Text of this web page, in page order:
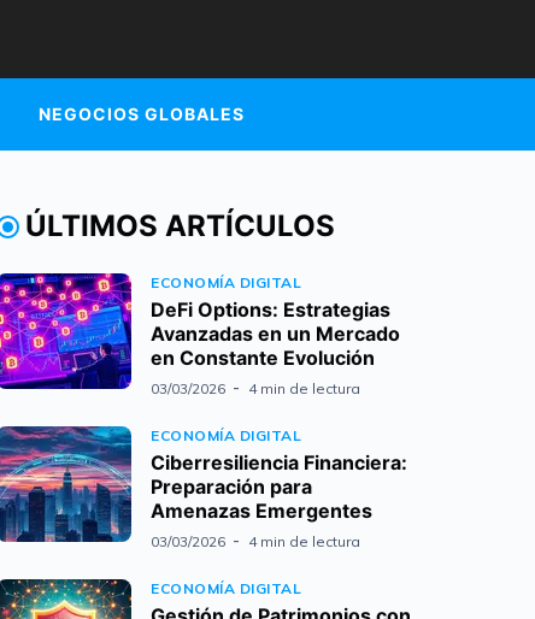
NEGOCIOS GLOBALES
ÚLTIMOS ARTÍCULOS
ECONOMÍA DIGITAL
DeFi Options: Estrategias
Avanzadas en un Mercado
en Constante Evolución
03/03/2026 4 min de lectura
ECONOMÍA DIGITAL
Ciberresiliencia Financiera:
Preparación para
Amenazas Emergentes
03/03/2026 4 min de lectura
ECONOMÍA DIGITAL